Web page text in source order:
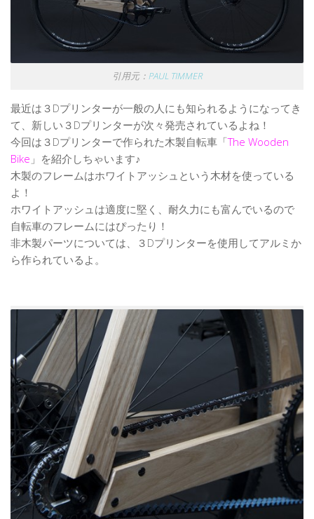
引用元： PAUL TIMMER
最近は３Dプリンターが一般の人にも知られるようになってき
て、新しい３Dプリンターが次々発売されているよね！
今回は３Dプリンターで作られた木製自転車「The Wooden
Bike 」を紹介しちゃいます♪
木製のフレームはホワイトアッシュという木材を使っている
よ！
ホワイトアッシュは適度に堅く、耐久力にも富んでいるので
自転車のフレームにはぴったり！
非木製パーツについては、３Dプリンターを使用してアルミか
ら作られているよ。